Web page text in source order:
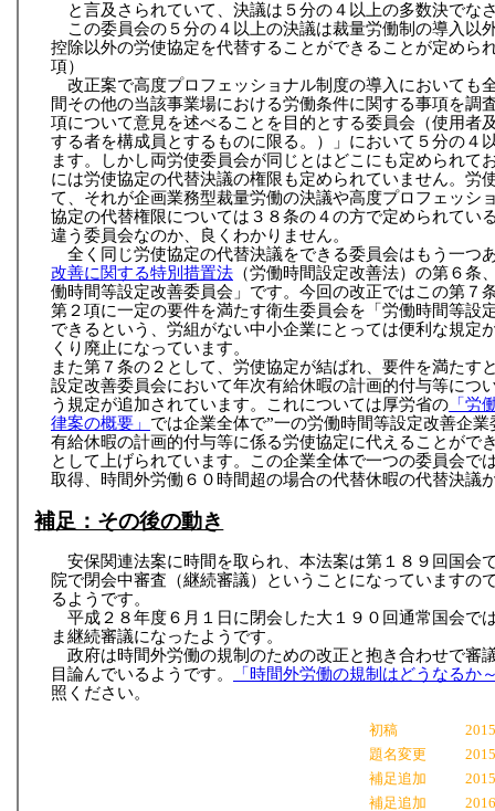
と言及さられていて、決議は５分の４以上の多数決でな
この委員会の５分の４以上の決議は裁量労働制の導入以
控除以外の労使協定を代替することができることが定めら
項）
改正案で高度プロフェッショナル制度の導入においても
間その他の当該事業場における労働条件に関する事項を調
項について意見を述べることを目的とする委員会（使用者
する者を構成員とするものに限る。）」において５分の４
ます。しかし両労使委員会が同じとはどこにも定められて
には労使協定の代替決議の権限も定められていません。労
て、それが企画業務型裁量労働の決議や高度プロフェッシ
協定の代替権限については３８条の４の方で定められてい
違う委員会なのか、良くわかりません。
全く同じ労使協定の代替決議をできる委員会はもう一つ
改善に関する特別措置法（労働時間設定改善法）の第６条
働時間等設定改善委員会」です。今回の改正ではこの第７
第２項に一定の要件を満たす衛生委員会を「労働時間等設
できるという、労組がない中小企業にとっては便利な規定
くり廃止になっています。
また第７条の２として、労使協定が結ばれ、要件を満たす
設定改善委員会において年次有給休暇の計画的付与等につ
う規定が追加されています。これについては厚労省の「労
律案の概要」 では企業全体で”一の労働時間等設定改善企
有給休暇の計画的付与等に係る労使協定に代えることがで
として上げられています。この企業全体で一つの委員会で
取得、時間外労働６０時間超の場合の代替休暇の代替決議
補足：その後の動き
安保関連法案に時間を取られ、本法案は第１８９回国会
院で閉会中審査（継続審議）ということになっていますの
るようです。
平成２８年度６月１日に閉会した大１９０回通常国会で
ま継続審議になったようです。
政府は時間外労働の規制のための改正と抱き合わせで審
目論んでいるようです。
「時間外労働の規制はどうなるか
照ください。
初稿
題名変更
補足追加
補足追加